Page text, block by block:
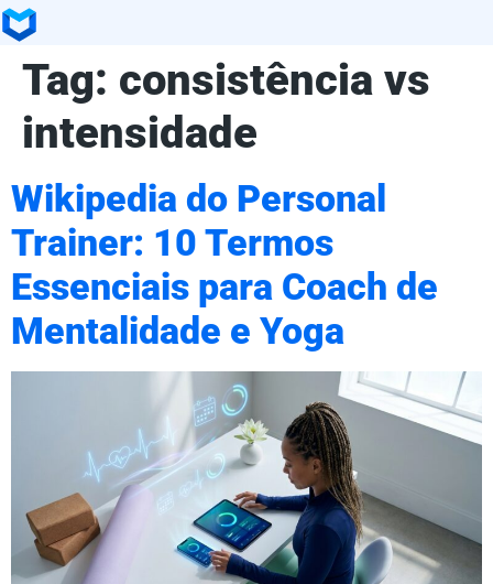
Tag: consistência vs
intensidade
Wikipedia do Personal
Trainer: 10 Termos
Essenciais para Coach de
Mentalidade e Yoga